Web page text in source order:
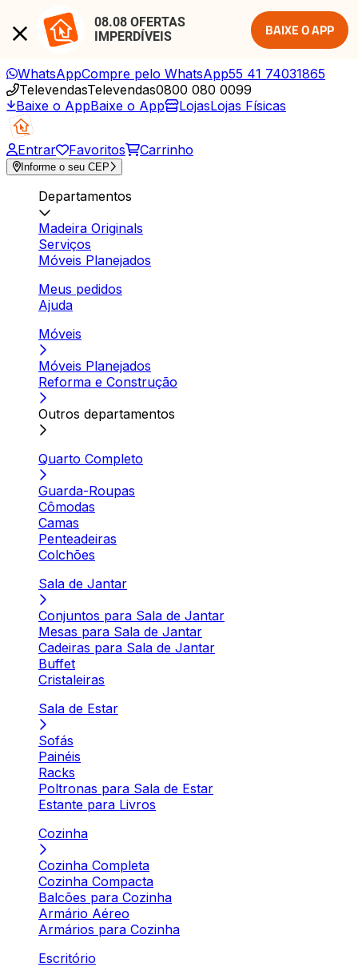
08.08 OFERTAS
IMPERDÍVEIS
BAIXE O APP
WhatsAppCompre pelo WhatsApp55 41 74031865
TelevendasTelevendas0800 080 0099
Baixe o AppBaixe o App LojasLojas Físicas
Entrar Favoritos Carrinho
Informe o seu CEP
Departamentos
Madeira Originals
Serviços
Móveis Planejados
Meus pedidos
Ajuda
Móveis
Móveis Planejados
Reforma e Construção
Outros departamentos
Quarto Completo
Guarda-Roupas
Cômodas
Camas
Penteadeiras
Colchões
Sala de Jantar
Conjuntos para Sala de Jantar
Mesas para Sala de Jantar
Cadeiras para Sala de Jantar
Buffet
Cristaleiras
Sala de Estar
Sofás
Painéis
Racks
Poltronas para Sala de Estar
Estante para Livros
Cozinha
Cozinha Completa
Cozinha Compacta
Balcões para Cozinha
Armário Aéreo
Armários para Cozinha
Escritório